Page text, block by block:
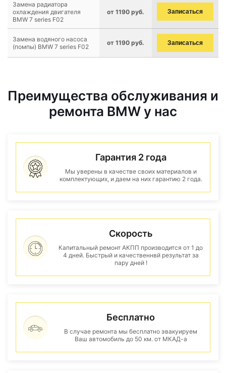
Замена радиатора
охлаждения двигателя
BMW 7 series F02
от 1190 руб. Записаться
Замена водяного насоса
(помпы) BMW 7 series F02
от 1190 руб. Записаться
Преимущества обслуживания и
ремонта BMW у нас
Гарантия 2 года
Мы уверены в качестве своих материалов и
комплектующих, и даем на них гарантию 2 года.
Скорость
Капитальный ремонт АКПП производится от 1 до
4 дней. Быстрый и качественнвй результат за
пару дней !
Бесплатно
В случае ремонта мы бесплатно эвакуируем
Ваш автомобиль до 50 км. от МКАД-а